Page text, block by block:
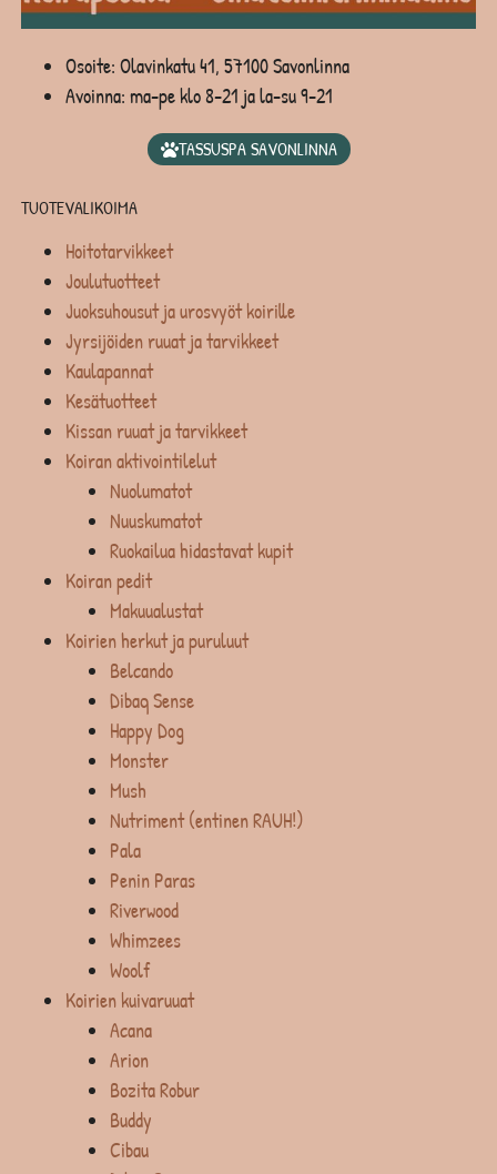
Osoite: Olavinkatu 41, 57100 Savonlinna
Avoinna: ma-pe klo 8-21 ja la-su 9-21
TASSUSPA SAVONLINNA
TUOTEVALIKOIMA
Hoitotarvikkeet
Joulutuotteet
Juoksuhousut ja urosvyöt koirille
Jyrsijöiden ruuat ja tarvikkeet
Kaulapannat
Kesätuotteet
Kissan ruuat ja tarvikkeet
Koiran aktivointilelut
Nuolumatot
Nuuskumatot
Ruokailua hidastavat kupit
Koiran pedit
Makuualustat
Koirien herkut ja puruluut
Belcando
Dibaq Sense
Happy Dog
Monster
Mush
Nutriment (entinen RAUH!)
Pala
Penin Paras
Riverwood
Whimzees
Woolf
Koirien kuivaruuat
Acana
Arion
Bozita Robur
Buddy
Cibau